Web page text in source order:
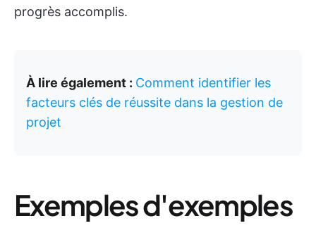
progrès accomplis.
À lire également : Comment identifier les
facteurs clés de réussite dans la gestion de
projet
Exemples d'exemples